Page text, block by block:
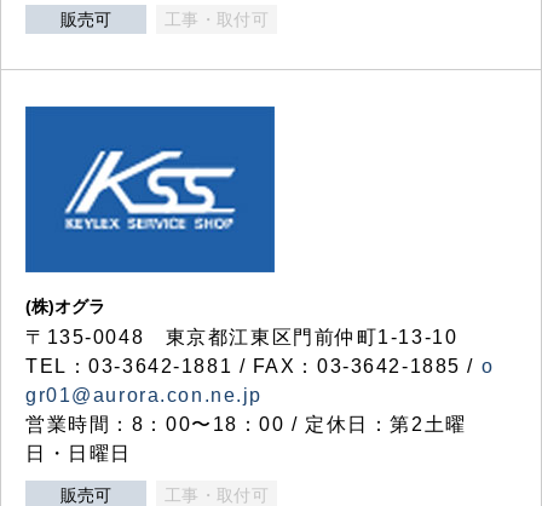
販売可 工事・取付可
(株)オグラ
〒135-0048 東京都江東区門前仲町1-13-10
TEL：03-3642-1881 / FAX：03-3642-1885 / o
gr01@aurora.con.ne.jp
営業時間：8：00〜18：00 / 定休日：第2土曜
日・日曜日
販売可 工事・取付可